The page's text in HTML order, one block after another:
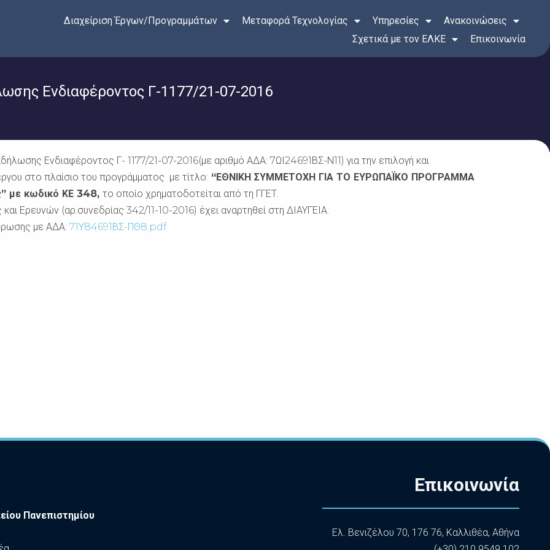
Διαχείριση Έργων/Προγραμμάτων Μεταφορά Τεχνολογίας Υπηρεσίες
Ανακοινώσεις
Σχετικά με τον ΕΛΚΕ
Επικοινωνία
Ενδιαφέροντος Γ-1177/21-07-2016
Ενδιαφέροντος Γ- 1177/21-07-2016(με αριθμό ΑΔΑ: 7ΩΙ24691ΒΣ-Ν11) για την επιλογή και
στο πλαίσιο του προγράμματος με τίτλο: “ΕΘΝΙΚΗ ΣΥΜΜΕΤΟΧΗ ΓΙΑ ΤΟ ΕΥΡΩΠΑΪΚΟ ΠΡΟΓΡΑΜΜΑ
με κωδικό ΚΕ 348, το οποίο χρηματοδοτείται από τη ΓΓΕΤ.
Ερευνών (αρ.συνεδρίας 342/11-10-2016) έχει αναρτηθεί στη ΔΙΑΥΓΕΙΑ.
με ΑΔΑ: 71Υ84691ΒΣ-ΠΘ8.pdf
Πανεπιστημίου
Επικοινωνία
Ελ. Βενιζέλου 70, 176 76, Καλλιθέα, Αθήνα